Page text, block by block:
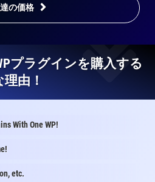
の価格
プラグインを購入する
由！
With One WP!
etc.